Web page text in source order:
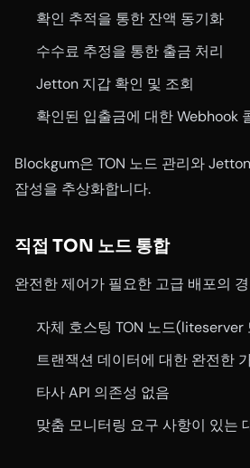
확인 추적을 통한 잔액 동기화
수수료 추정을 통한 출금 처리
Jetton 지갑 확인 및 조회
확인된 입출금에 대한 Webhook
Blockgum은 TON 노드 관리와
잡성을 추상화합니다.
직접 TON 노드 통합
완전한 제어가 필요한 고급 배포의
자체 호스팅 TON 노드(liteserver
트랜잭션 데이터에 대한 완전한
타사 API 의존성 없음
맞춤 모니터링 요구 사항이 있는